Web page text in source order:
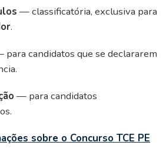
— classificatória, exclusiva para
.
candidatos que se declararem
— para candidatos
sobre o Concurso TCE PE